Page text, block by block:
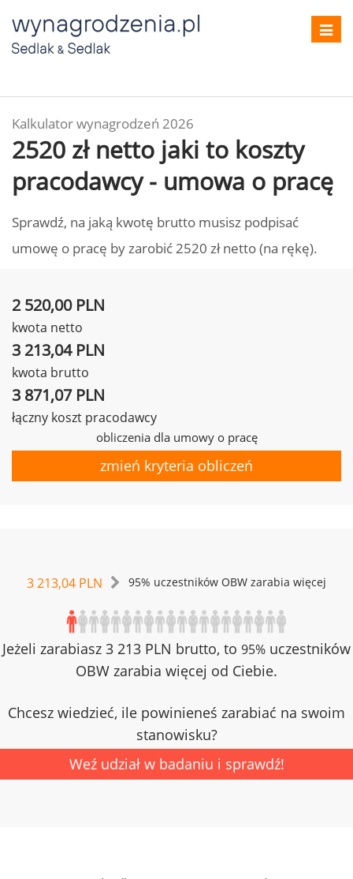
Kalkulator wynagrodzeń 2026
2520 zł netto jaki to koszty
pracodawcy - umowa o pracę
Sprawdź, na jaką kwotę brutto musisz podpisać
umowę o pracę by zarobić 2520 zł netto (na rękę).
2 520,00 PLN
kwota netto
3 213,04 PLN
kwota brutto
3 871,07 PLN
łączny koszt pracodawcy
obliczenia dla umowy o pracę
zmień kryteria obliczeń
3 213,04 PLN 95% uczestników OBW zarabia więcej
Jeżeli zarabiasz 3 213 PLN brutto, to 95% uczestników
OBW zarabia więcej od Ciebie.
Chcesz wiedzieć, ile powinieneś zarabiać na swoim
stanowisku?
Weź udział w badaniu i sprawdź!